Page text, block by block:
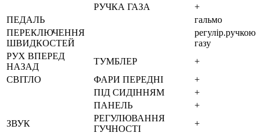
РУЧКА ГАЗА
+
ПЕДАЛЬ
гальмо
ПЕРЕКЛЮЧЕННЯ
ШВИДКОСТЕЙ
регулір.ручкою
газу
РУХ ВПЕРЕД
НАЗАД
ТУМБЛЕР
+
СВІТЛО
ФАРИ ПЕРЕДНІ
+
ПІД СИДІННЯМ
+
ПАНЕЛЬ
+
ЗВУК
РЕГУЛЮВАННЯ
ГУЧНОСТІ
+